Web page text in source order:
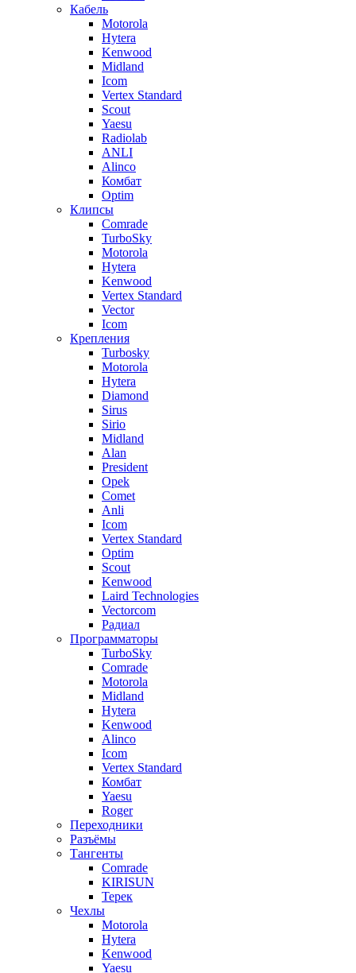
Кабель
Motorola
Hytera
Kenwood
Midland
Icom
Vertex Standard
Scout
Yaesu
Radiolab
ANLI
Alinco
Комбат
Optim
Клипсы
Comrade
TurboSky
Motorola
Hytera
Kenwood
Vertex Standard
Vector
Icom
Крепления
Turbosky
Motorola
Hytera
Diamond
Sirus
Sirio
Midland
Alan
President
Opek
Comet
Anli
Icom
Vertex Standard
Optim
Scout
Kenwood
Laird Technologies
Vectorcom
Радиал
Программаторы
TurboSky
Comrade
Motorola
Midland
Hytera
Kenwood
Alinco
Icom
Vertex Standard
Комбат
Yaesu
Roger
Переходники
Разъёмы
Тангенты
Comrade
KIRISUN
Терек
Чехлы
Motorola
Hytera
Kenwood
Yaesu